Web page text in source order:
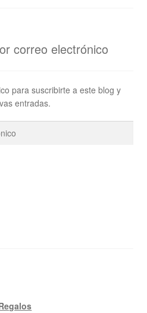
correo electrónico
para suscribirte a este blog y
entradas.